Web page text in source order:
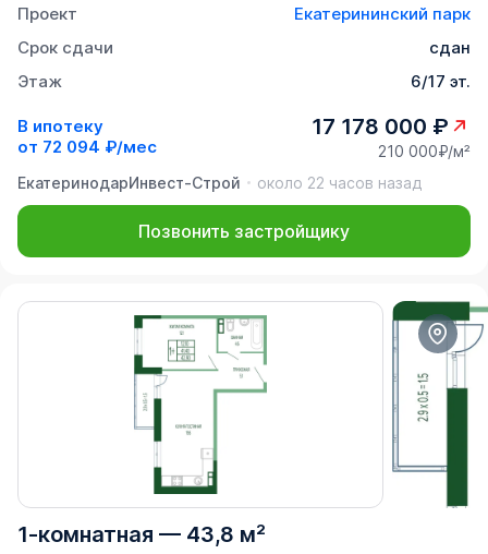
Проект
Екатерининский парк
Срок сдачи
сдан
Этаж
6/17 эт.
В ипотеку
от 72 094 ₽/мес
17 178 000 ₽
210 000₽/м²
ЕкатеринодарИнвест-Строй
около 22 часов назад
Позвонить застройщику
1-комнатная — 43,8 м²